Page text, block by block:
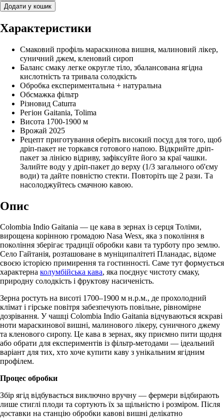
Додати у кошик
Характеристики
Смаковий профіль мараскинова вишня, малиновий лікер,
суничний джем, кленовий сироп
Баланс смаку легке округле тіло, збалансована ягідна
кислотність та тривала солодкість
Обробка експериментальна + натуральна
Обсмажка фільтр
Різновид Caturra
Регіон Gaitania, Tolima
Висота 1700-1900 м
Врожай 2025
Рецепт приготування оберіть високий посуд для того, щоб
дріп-пакет не торкався готового напою. Відкрийте дріп-
пакет за лінією відриву, зафіксуйте його за краї чашки.
Залийте воду у дріп-пакет до верху (1/3 загального об'єму
води) та дайте повністю стекти. Повторіть ще 2 рази. Та
насолоджуйтесь смачною кавою.
Опис
Colombia Indio Gaitania — це кава в зернах із серця Толіми,
вирощена корінною громадою Nasa Wesx, яка з покоління в
покоління зберігає традиції обробки кави та турботу про землю.
Село Гайтанія, розташоване в муніципалітеті Планадас, відоме
своєю історією примирення та гостинності. Саме тут формується
характерна колумбійська кава, яка поєднує чистоту смаку,
природну солодкість і фруктову насиченість.
Зерна ростуть на висоті 1700–1900 м н.р.м., де прохолодний
клімат і гірське повітря забезпечують повільне, рівномірне
дозрівання. У чашці Colombia Indio Gaitania відчуваються яскраві
ноти мараскинової вишні, малинового лікеру, суничного джему
та кленового сиропу. Це кава в зернах, яку приємно пити щодня
або обрати для експериментів із фільтр-методами — ідеальний
варіант для тих, хто хоче купити каву з унікальним ягідним
профілем.
Процес обробки
Збір ягід відбувається виключно вручну — фермери відбирають
лише стиглі плоди та сортують їх за щільністю і розміром. Після
доставки на станцію обробки кавові вишні делікатно